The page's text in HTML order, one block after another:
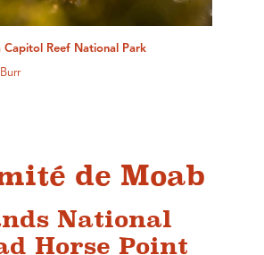
Capitol Reef National Park
de Moab
National
Horse Point